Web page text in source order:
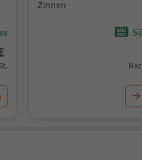
Zinnen